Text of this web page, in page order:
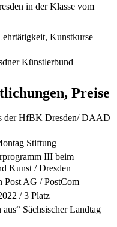
in der Klasse vom
Kunstkurse
Künstlerbund
Preise
der HfBK Dresden/ DAAD
Stiftung
III beim
Kunst / Dresden
Post AG / PostCom
/ 3 Platz
Sächsischer Landtag